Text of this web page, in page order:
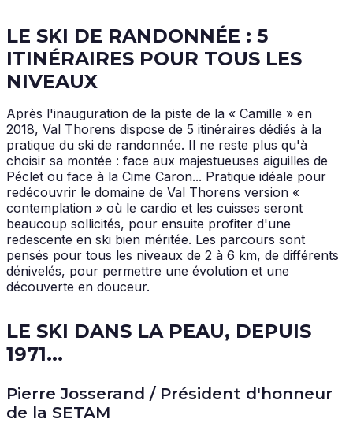
LE SKI DE RANDONNÉE : 5
ITINÉRAIRES POUR TOUS LES
NIVEAUX
Après l'inauguration de la piste de la « Camille » en
2018, Val Thorens dispose de 5 itinéraires dédiés à la
pratique du ski de randonnée. Il ne reste plus qu'à
choisir sa montée : face aux majestueuses aiguilles de
Péclet ou face à la Cime Caron... Pratique idéale pour
redécouvrir le domaine de Val Thorens version «
contemplation » où le cardio et les cuisses seront
beaucoup sollicités, pour ensuite profiter d'une
redescente en ski bien méritée. Les parcours sont
pensés pour tous les niveaux de 2 à 6 km, de différents
dénivelés, pour permettre une évolution et une
découverte en douceur.
LE SKI DANS LA PEAU, DEPUIS
1971...
Pierre Josserand / Président d'honneur
de la SETAM